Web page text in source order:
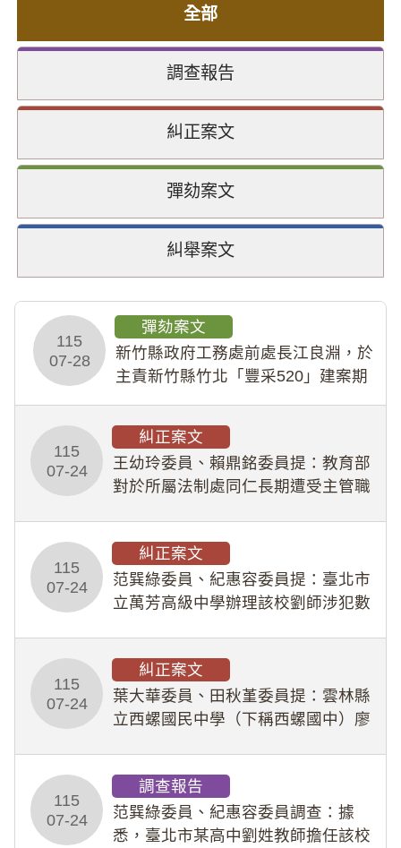
全部
調查報告
糾正案文
彈劾案文
糾舉案文
115
07-28
彈劾案文
新竹縣政府工務處前處長江良淵，於
主責新竹縣竹北「豐采520」建案期
幣1,483萬餘元，並長期收受建商餽
贈；復罔顧公共安全，圖利默許建商
於停工期間
115
07-24
糾正案文
王幼玲委員、賴鼎銘委員提：教育部
對於所屬法制處同仁長期遭受主管職
人員保障法」及「職業安全衛生法」
所定維護公務人員
115
07-24
糾正案文
范巽綠委員、紀惠容委員提：臺北市
立萬芳高級中學辦理該校劉師涉犯數
業把關與糾錯功能，不僅首份調查報
告漏未審酌師生不
115
07-24
糾正案文
葉大華委員、田秋堇委員提：雲林縣
立西螺國民中學（下稱西螺國中）廖
教羽球隊學生等行為，歷經該校校園
事件處理會議（下
115
07-24
調查報告
范巽綠委員、紀惠容委員調查：據
悉，臺北市某高中劉姓教師擔任該校